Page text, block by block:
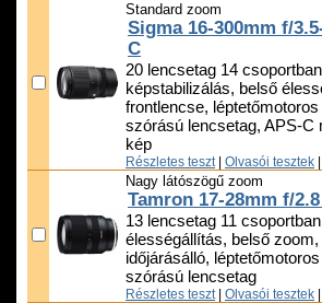
Standard zoom
Sigma 16-300mm f/
C
20 lencsetag 14
képstabilizálás, belső
frontlencse,
szórású lencsetag, APS-C
kép
Részletes teszt Olvasói tesztek
Nagy látószögű zoom
Tamron 17-28mm f/
13 lencsetag 11
élességállítás, belső
időjárásálló,
szórású lencsetag
Részletes teszt Olvasói tesztek